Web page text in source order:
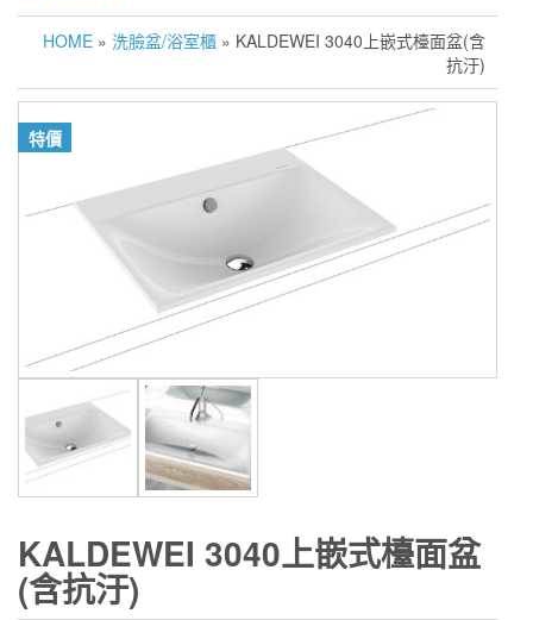
HOME » 洗臉盆/浴室櫃 » KALDEWEI 3040上嵌式檯面盆(含
抗汙)
特價
KALDEWEI 3040上嵌式檯面盆
(含抗汙)